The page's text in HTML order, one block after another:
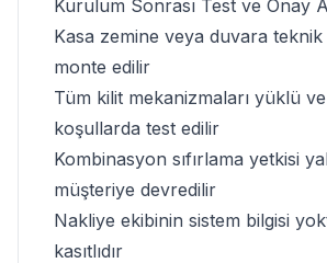
Kurulum Sonrası Test ve Onay
Kasa zemine veya duvara
monte edilir
Tüm kilit mekanizmaları yüklü
koşullarda test edilir
Kombinasyon sıfırlama yetkisi
müşteriye devredilir
Nakliye ekibinin sistem bilgisi
kasıtlıdır